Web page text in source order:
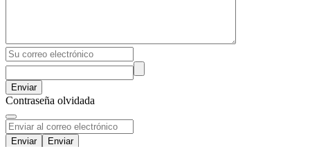
Enviar
Contraseña olvidada
Enviar